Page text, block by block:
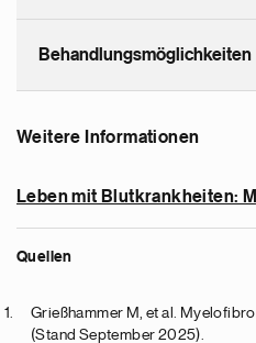
Behandlungsmöglichkeiten
Weitere Informationen
Leben mit Blutkrankheiten:
Quellen
Grießhammer M, et al.
(Stand September 2025).